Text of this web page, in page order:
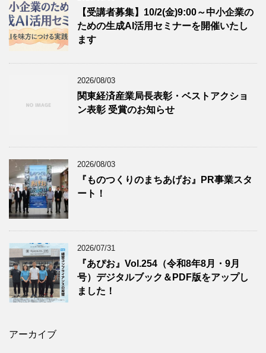
【受講者募集】10/2(金)9:00～中小企業の
ための生成AI活用セミナーを開催いたし
ます
2026/08/03
関東経済産業局長表彰・ベストアクショ
ン表彰 受賞のお知らせ
2026/08/03
『ものつくりのまちあげお』PR事業スタ
ート！
2026/07/31
『あぴお』Vol.254（令和8年8月・9月
号）デジタルブック＆PDF版をアップし
ました！
アーカイブ